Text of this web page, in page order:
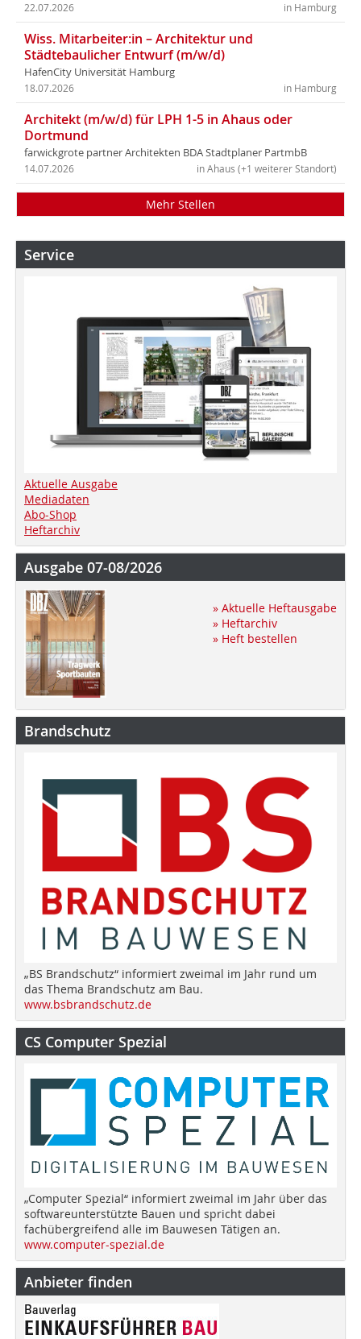
in Hamburg
22.07.2026
Wiss. Mitarbeiter:in – Architektur und
Städtebaulicher Entwurf (m/w/d)
HafenCity Universität Hamburg
in Hamburg
18.07.2026
Architekt (m/w/d) für LPH 1-5 in Ahaus oder
Dortmund
farwickgrote partner Architekten BDA Stadtplaner PartmbB
in Ahaus (+1 weiterer Standort)
14.07.2026
Mehr Stellen
Service
Aktuelle Ausgabe
Mediadaten
Abo-Shop
Heftarchiv
Ausgabe 07-08/2026
» Aktuelle Heftausgabe
» Heftarchiv
» Heft bestellen
Brandschutz
„BS Brandschutz“ informiert zweimal im Jahr rund um
das Thema Brandschutz am Bau.
www.bsbrandschutz.de
CS Computer Spezial
„Computer Spezial“ informiert zweimal im Jahr über das
softwareunterstützte Bauen und spricht dabei
fachübergreifend alle im Bauwesen Tätigen an.
www.computer-spezial.de
Anbieter finden